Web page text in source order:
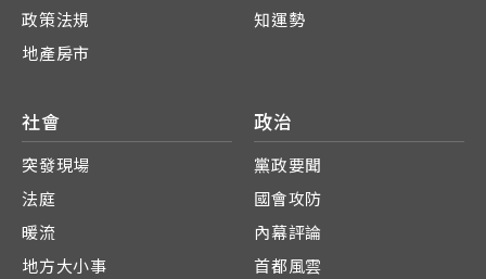
政策法規
地產房市
知運勢
社會
突發現場
法庭
暖流
地方大小事
政治
黨政要聞
國會攻防
內幕評論
首都風雲